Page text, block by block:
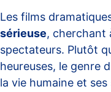
Les films
sérieuse, cherchant
spectateurs. Plutôt
heureuses, le genre
la vie humaine et